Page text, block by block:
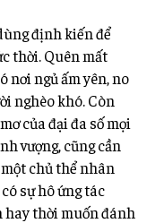
định kiến để
thời. Quên mất
nơi ngủ ấm yên, no
nghèo khó. Còn
của đại đa số mọi
vượng, cũng cần
chủ thể nhân
sự hô ứng tác
hay thời muốn đánh